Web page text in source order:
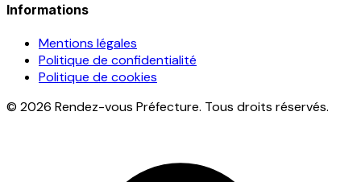
Informations
Mentions légales
Politique de confidentialité
Politique de cookies
© 2026 Rendez-vous Préfecture. Tous droits réservés.